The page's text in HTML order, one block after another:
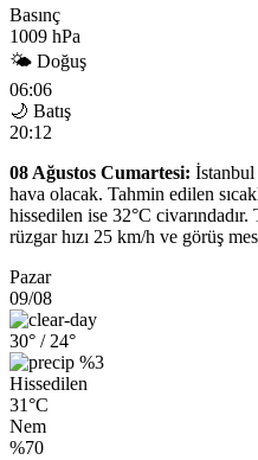
Basınç
1009 hPa
🌤 Doğuş
06:06
🌙 Batış
20:12
08 Ağustos Cumartesi: İstanbul
hava olacak. Tahmin edilen
hissedilen ise 32°C
rüzgar hızı 25 km/h ve görüş
Pazar
09/08
30° / 24°
%3
Hissedilen
31°C
Nem
%70